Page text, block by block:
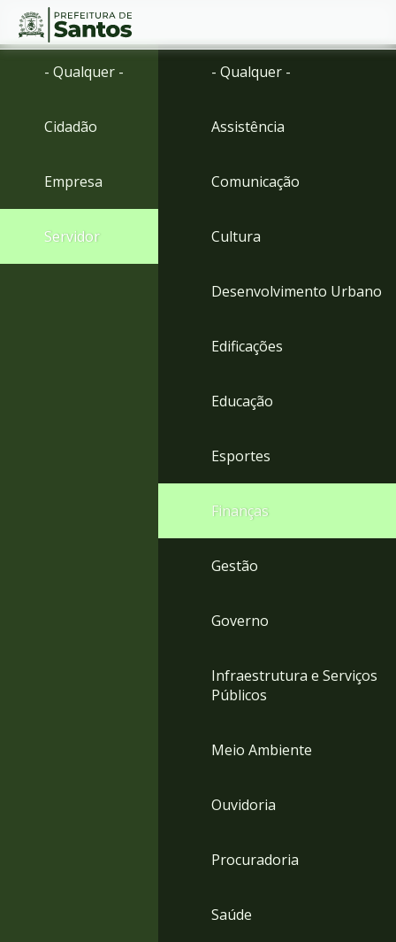
Ir
menu
para
Conteúdo
- Qualquer -
Cidadão
Empresa
Servidor
- Qualquer -
Assistência
Comunicação
Cultura
Desenvolvimento Urbano
Edificações
Educação
Esportes
Finanças
Gestão
Governo
Infraestrutura e Serviços
Públicos
Meio Ambiente
Ouvidoria
Procuradoria
Saúde